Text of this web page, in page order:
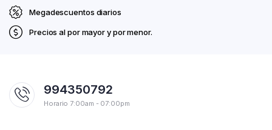
Megadescuentos diarios
Precios al por mayor y por menor.
994350792
Horario 7:00am - 07:00pm